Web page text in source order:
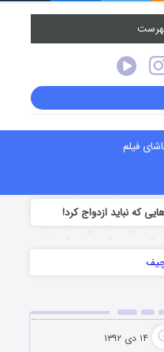
فیلم
که نباید ازدواج کرد!
۱۴ دی ۱۳۹۲